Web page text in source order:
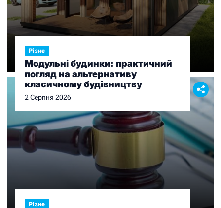
Різне
Модульні будинки: практичний
погляд на альтернативу
класичному будівництву
2 Серпня 2026
Різне